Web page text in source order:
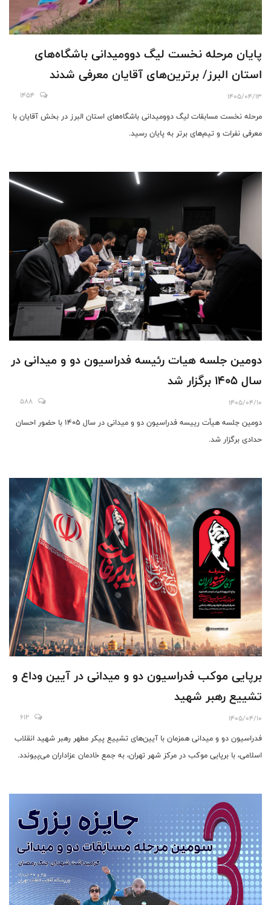
پایان مرحله نخست لیگ دوومیدانی باشگاه‌های
استان البرز/ برترین‌های آقایان معرفی شدند
1405/04/13
1454
مرحله نخست مسابقات لیگ دوومیدانی باشگاه‌های استان البرز در بخش آقایان با
معرفی نفرات و تیم‌های برتر به پایان رسید.
دومین جلسه هیات رئیسه فدراسیون دو و میدانی در
سال ۱۴۰۵ برگزار شد
1405/04/10
588
دومین جلسه هیأت رییسه فدراسیون دو‌ و میدانی در سال 1405 با حضور احسان
حدادی برگزار شد.
برپایی موکب فدراسیون دو و میدانی در آیین وداع و
تشییع رهبر شهید
1405/04/10
612
فدراسیون دو و میدانی همزمان با آیین‌های تشییع پیکر مطهر رهبر شهید انقلاب
اسلامی، با برپایی موکب در مرکز شهر تهران، به جمع خادمان عزاداران می‌پیوندد.